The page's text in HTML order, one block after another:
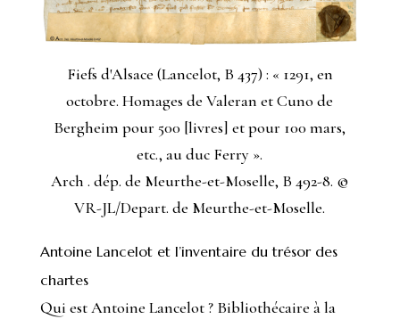
Fiefs d'Alsace (Lancelot, B 437) : « 1291, en
octobre. Homages de Valeran et Cuno de
Bergheim pour 500 [livres] et pour 100 mars,
etc., au duc Ferry ».
Arch . dép. de Meurthe-et-Moselle, B 492-8. ©
VR-JL/Depart. de Meurthe-et-Moselle.
Antoine Lancelot et l’inventaire du trésor des
chartes
Qui est Antoine Lancelot ? Bibliothécaire à la